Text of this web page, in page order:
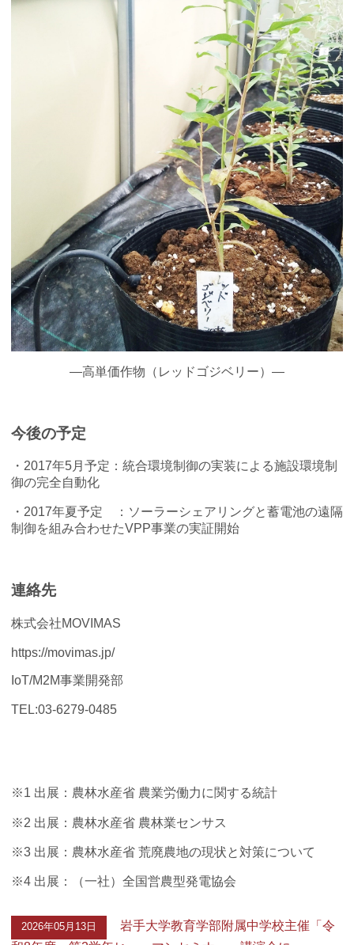
―高単価作物（レッドゴジベリー）―
今後の予定
・2017年5月予定：統合環境制御の実装による施設環境制
御の完全自動化
・2017年夏予定 ：ソーラーシェアリングと蓄電池の遠隔
制御を組み合わせたVPP事業の実証開始
連絡先
株式会社MOVIMAS
https://movimas.jp/
IoT/M2M事業開発部
TEL:03-6279-0485
※1 出展：農林水産省 農業労働力に関する統計
※2 出展：農林水産省 農林業センサス
※3 出展：農林水産省 荒廃農地の現状と対策について
※4 出展：（一社）全国営農型発電協会
2026年05月13日
岩手大学教育学部附属中学校主催「令